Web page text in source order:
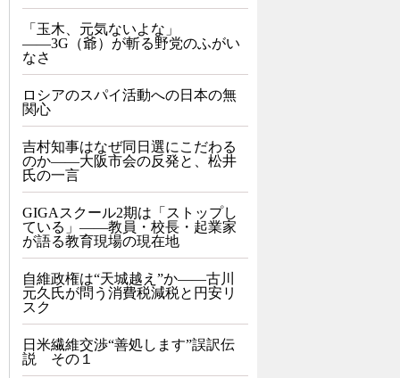
「玉木、元気ないよな」
――3G（爺）が斬る野党のふがい
なさ
ロシアのスパイ活動への日本の無
関心
吉村知事はなぜ同日選にこだわる
のか――大阪市会の反発と、松井
氏の一言
GIGAスクール2期は「ストップし
ている」——教員・校長・起業家
が語る教育現場の現在地
自維政権は“天城越え”か――古川
元久氏が問う消費税減税と円安リ
スク
日米繊維交渉“善処します”誤訳伝
説 その１